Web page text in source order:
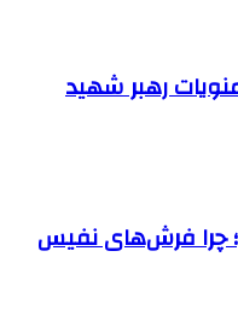
رهبر شهید
چرا فرش‌های نفیس